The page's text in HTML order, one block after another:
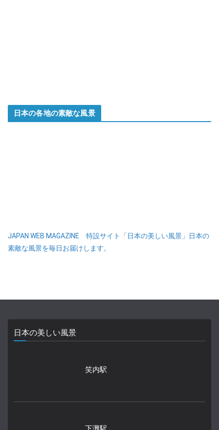
日本の各地の素敵な風景
JAPAN WEB MAGAZINE 特設サイト「日本の美しい風景」日本の
素敵な風景を毎日お届けします。
日本の美しい風景
笑内駅